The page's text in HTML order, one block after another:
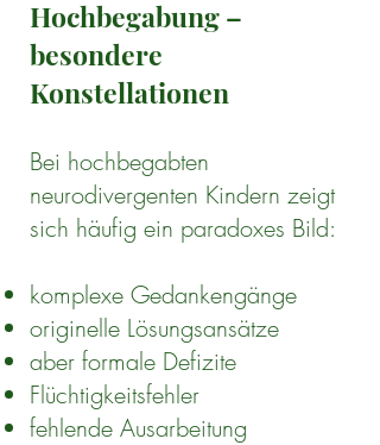
Hochbegabung –
besondere
Konstellationen
Bei hochbegabten
neurodivergenten Kindern zeigt
sich häufig ein paradoxes Bild:
komplexe Gedankengänge
originelle Lösungsansätze
aber formale Defizite
Flüchtigkeitsfehler
fehlende Ausarbeitung